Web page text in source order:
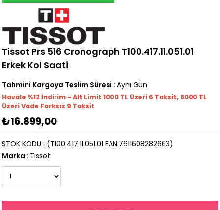
Tissot Prs 516 Cronograph T100.417.11.051.01
Erkek Kol Saati
Tahmini Kargoya Teslim Süresi : Aynı Gün
Havale %12 İndirim - Alt Limit 1000 TL Üzeri 6 Taksit, 8000 TL
Üzeri Vade Farksız 9 Taksit
₺16.899,00
(T100.417.11.051.01 EAN:7611608282663)
STOK KODU
Marka : Tissot